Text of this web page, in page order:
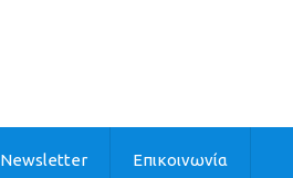
Newsletter Επικοινωνία